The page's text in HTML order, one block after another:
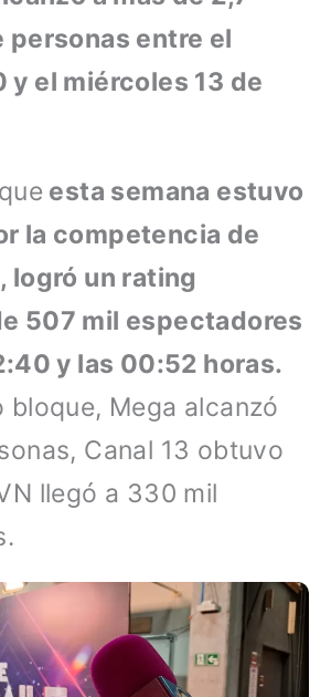
personas entre el
y el miércoles 13 de
esta semana estuvo
la competencia de
logró un rating
507 mil espectadores
y las 00:52 horas.
bloque, Mega alcanzó
Canal 13 obtuvo
llegó a 330 mil